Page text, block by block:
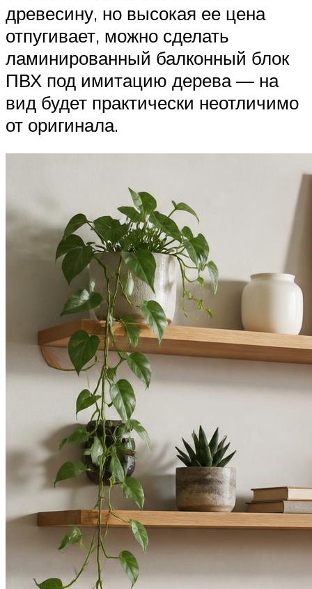
древесину, но высокая ее цена
отпугивает, можно сделать
ламинированный балконный блок
ПВХ под имитацию дерева — на
вид будет практически неотличимо
от оригинала.